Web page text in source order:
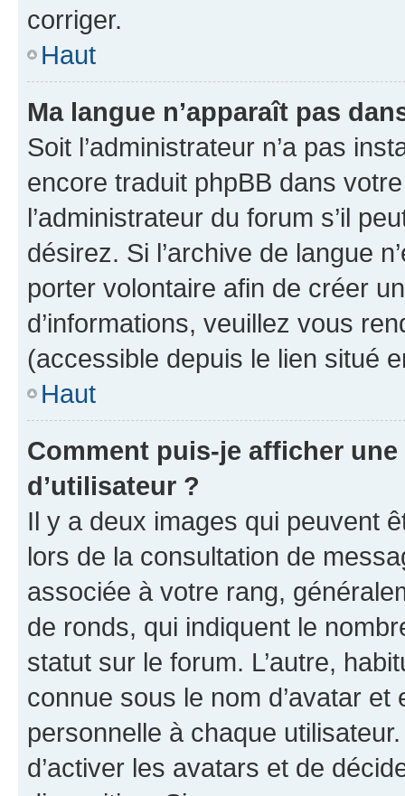
corriger.
Haut
Ma langue n’apparaît pas
Soit l’administrateur n’a pas
encore traduit phpBB dans
l’administrateur du forum s’il
désirez. Si l’archive de langue
porter volontaire afin de créer
d’informations, veuillez vous
(accessible depuis le lien situé
Haut
Comment puis-je afficher
d’utilisateur ?
Il y a deux images qui peuvent
lors de la consultation de
associée à votre rang,
de ronds, qui indiquent le
statut sur le forum. L’autre,
connue sous le nom d’avatar
personnelle à chaque
d’activer les avatars et de